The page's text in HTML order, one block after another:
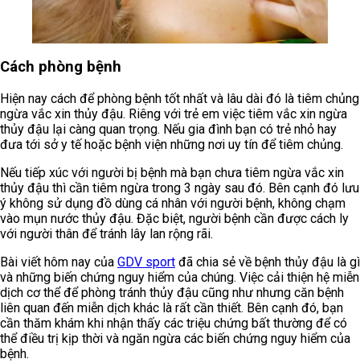
Cách phòng bệnh
Hiện nay cách để phòng bệnh tốt nhất và lâu dài đó là tiêm chủng
ngừa vắc xin thủy đậu. Riêng với trẻ em việc tiêm vắc xin ngừa
thủy đậu lại càng quan trọng. Nếu gia đình bạn có trẻ nhỏ hay
đưa tới sở y tế hoặc bệnh viện những nơi uy tín để tiêm chủng.
Nếu tiếp xúc với người bị bệnh mà bạn chưa tiêm ngừa vắc xin
thủy đậu thì cần tiêm ngừa trong 3 ngày sau đó. Bên cạnh đó lưu
ý không sử dụng đồ dùng cá nhân với người bệnh, không chạm
vào mụn nước thủy đậu. Đặc biệt, người bệnh cần được cách ly
với người thân để tránh lây lan rộng rãi.
Bài viết hôm nay của GDV sport đã chia sẻ về bệnh thủy đậu là gì
và những biến chứng nguy hiểm của chúng. Việc cải thiện hệ miễn
dịch cơ thể để phòng tránh thủy đậu cũng như nhưng căn bệnh
liên quan đến miễn dịch khác là rất cần thiết. Bên cạnh đó, bạn
cần thăm khám khi nhận thấy các triệu chứng bất thường để có
thể điều trị kịp thời và ngăn ngừa các biến chứng nguy hiểm của
bệnh.